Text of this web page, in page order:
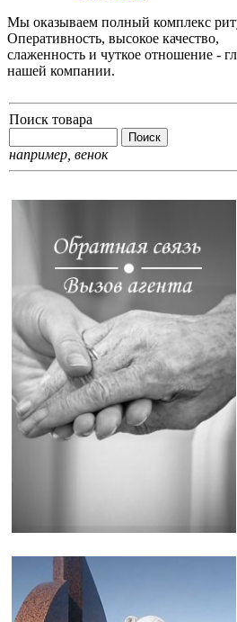
Мы оказываем полный комплекс
Оперативность, высокое качество,
слаженность и чуткое отношение -
нашей компании.
Поиск товара
например, венок